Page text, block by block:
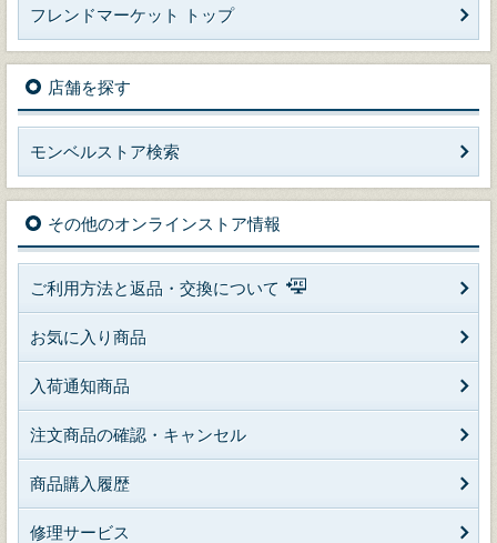
フレンドマーケット トップ
店舗を探す
モンベルストア検索
その他のオンラインストア情報
ご利用方法と返品・交換について
お気に入り商品
入荷通知商品
注文商品の確認・キャンセル
商品購入履歴
修理サービス